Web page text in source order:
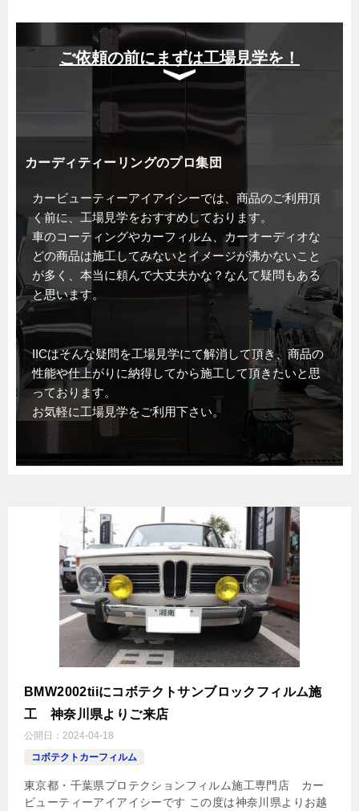
ご依頼の前にまずは工場見学を！
カーディティーリングのプロ集団
カービューティーアイアイシーでは、商品のご利用頂
く前に、工場見学をおすすめしております。
車のコーティングやカーフィルム、カーオーディオな
どの商品は施工してみないとイメージが沸かないこと
が多く、本当に頼んで大丈夫かな？なんて疑問もある
と思います。
IICはそんな疑問を工場見学にて解消して頂き、商品の
性能や仕上がりに納得してから施工して頂きたいと思
っております。
お気軽に工場見学をご利用下さい。
BMW2002tiiにコボテクトサンブロックフィルム施
工 神奈川県よりご来店
公開日： 2024-04-18
コボテクトカーフィルム
東京都・千葉県プロテクションフィルム施工専門店 カー
ビューティーアイアイシーです この度は神奈川県よりお越